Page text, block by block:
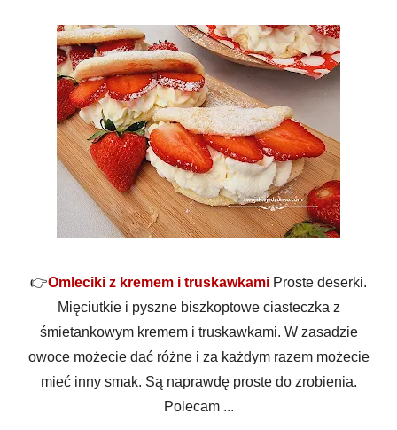
👉Omleciki z kremem i truskawkami Proste deserki.
Mięciutkie i pyszne biszkoptowe ciasteczka z
śmietankowym kremem i truskawkami. W zasadzie
owoce możecie dać różne i za każdym razem możecie
mieć inny smak. Są naprawdę proste do zrobienia.
Polecam ...